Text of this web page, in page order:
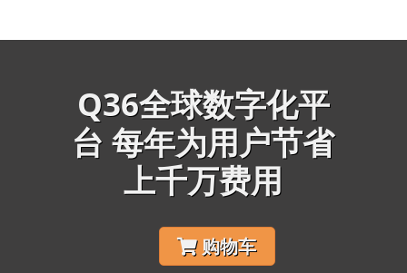
Q36全球数字化平
台 每年为用户节省
上千万费用
购物车